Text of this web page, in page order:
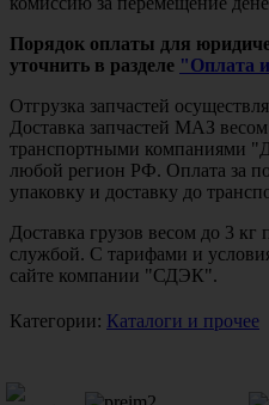
Порядок оплаты для
уточнить в разделе "Оплата
Отгрузка запчастей
Доставка запчастей МАЗ
транспортными компаниями
любой регион РФ. Оплата за
упаковку и доставку до
Доставка грузов весом до 3 кг
службой. С тарифами и
сайте компании "СДЭК".
Категории: Каталоги и прочее